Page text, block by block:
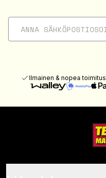
Ilmainen & nopea toimitus